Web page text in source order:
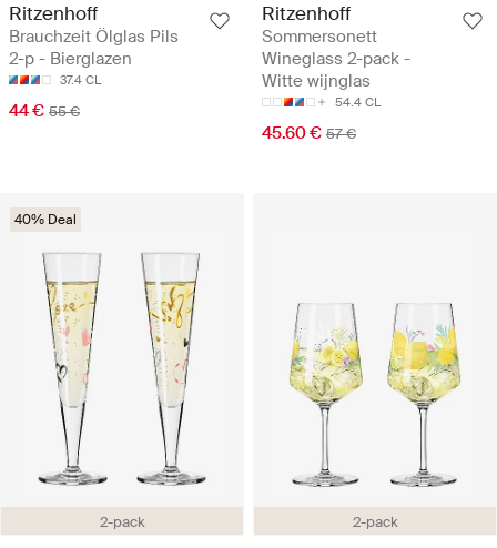
Ritzenhoff
Brauchzeit Ölglas Pils
2-p - Bierglazen
37.4 CL
44 € 55 €
Ritzenhoff
Sommersonett
Wineglass 2-pack -
Witte wijnglas
54.4 CL
45.60 € 57 €
2-pack
40% Deal
2-pack